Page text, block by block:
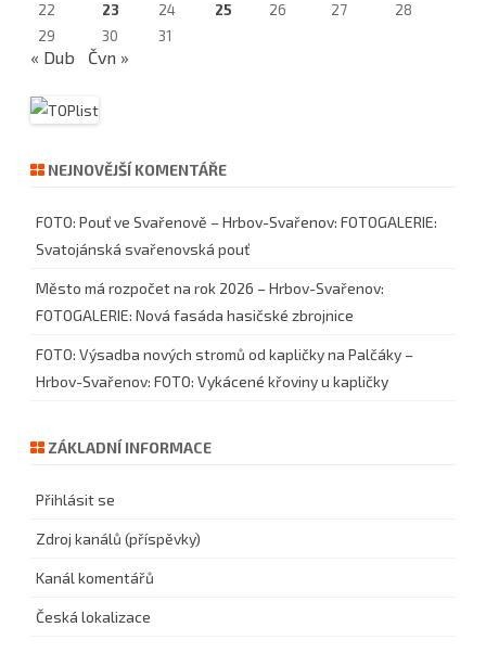
22
23 24 25 26 27
28
29
30 31
« Dub Čvn »
NEJNOVĚJŠÍ KOMENTÁŘE
FOTO: Pouť ve Svařenově – Hrbov-Svařenov: FOTOGALERIE:
Svatojánská svařenovská pouť
Město má rozpočet na rok 2026 – Hrbov-Svařenov:
FOTOGALERIE: Nová fasáda hasičské zbrojnice
FOTO: Výsadba nových stromů od kapličky na Palčáky –
Hrbov-Svařenov: FOTO: Vykácené křoviny u kapličky
ZÁKLADNÍ INFORMACE
Přihlásit se
Zdroj kanálů (příspěvky)
Kanál komentářů
Česká lokalizace